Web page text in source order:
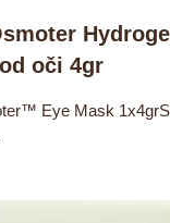
oči 4gr
Eye Mask